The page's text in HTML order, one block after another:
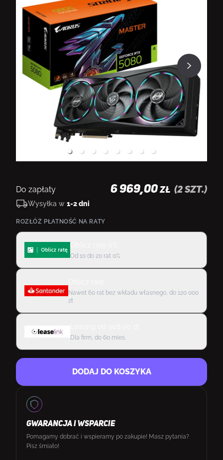
Do zapłaty 6 969,00 ZŁ (2 szt.)
Wysyłka w 1-2 dni
ROZŁÓŻ PŁATNOŚĆ NA RATY
Od 10 do 20 rat 0%
Nawet 60 rat bez wkładu własnego, do 120 000
zł
Dla firm, do 60 mies.
DODAJ DO KOSZYKA
GWARANCJA I WSPARCIE
Pomagamy dobrać i wspieramy po zakupie! Masz pytania?
Pisz śmiało!